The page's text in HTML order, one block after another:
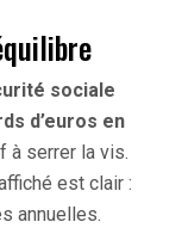
sociale
d’euros en
à serrer la vis.
est clair :
annuelles.